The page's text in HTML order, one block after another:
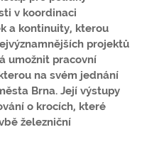
v koordinaci
a kontinuity, kterou
projektů
umožnit pracovní
na svém jednání
Brna. Její výstupy
o krocích, které
železniční